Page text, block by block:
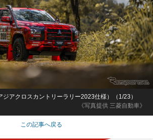
《写真提供 三菱自動車》
アクロスカントリーラリー2023仕様）（1/23）
この記事へ戻る